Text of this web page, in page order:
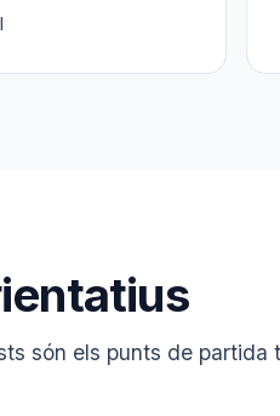
són els punts de partida